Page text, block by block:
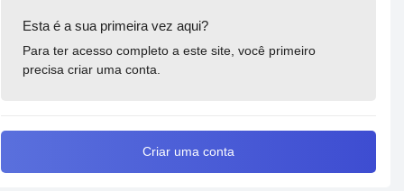
Esta é a sua primeira vez aqui?
Para ter acesso completo a este site, você primeiro
precisa criar uma conta.
Criar uma conta